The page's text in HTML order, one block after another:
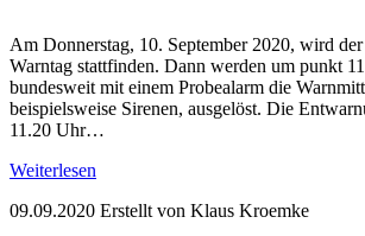
Am Donnerstag, 10. September 2020, wird
Warntag stattfinden. Dann werden um punkt
bundesweit mit einem Probealarm die
beispielsweise Sirenen, ausgelöst. Die
11.20 Uhr…
Weiterlesen
09.09.2020 Erstellt von Klaus Kroemke